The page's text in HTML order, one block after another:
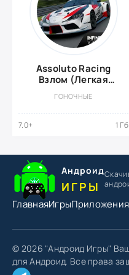
Assoluto Racing
Взлом (Легкая
ГОНОЧНЫЕ
7.0+ 1 Гб
Андроид
ИГРЫ
ГлавнаяИгрыПриложения
© 2026 "Андроид Игры"
для Андроид. Все права